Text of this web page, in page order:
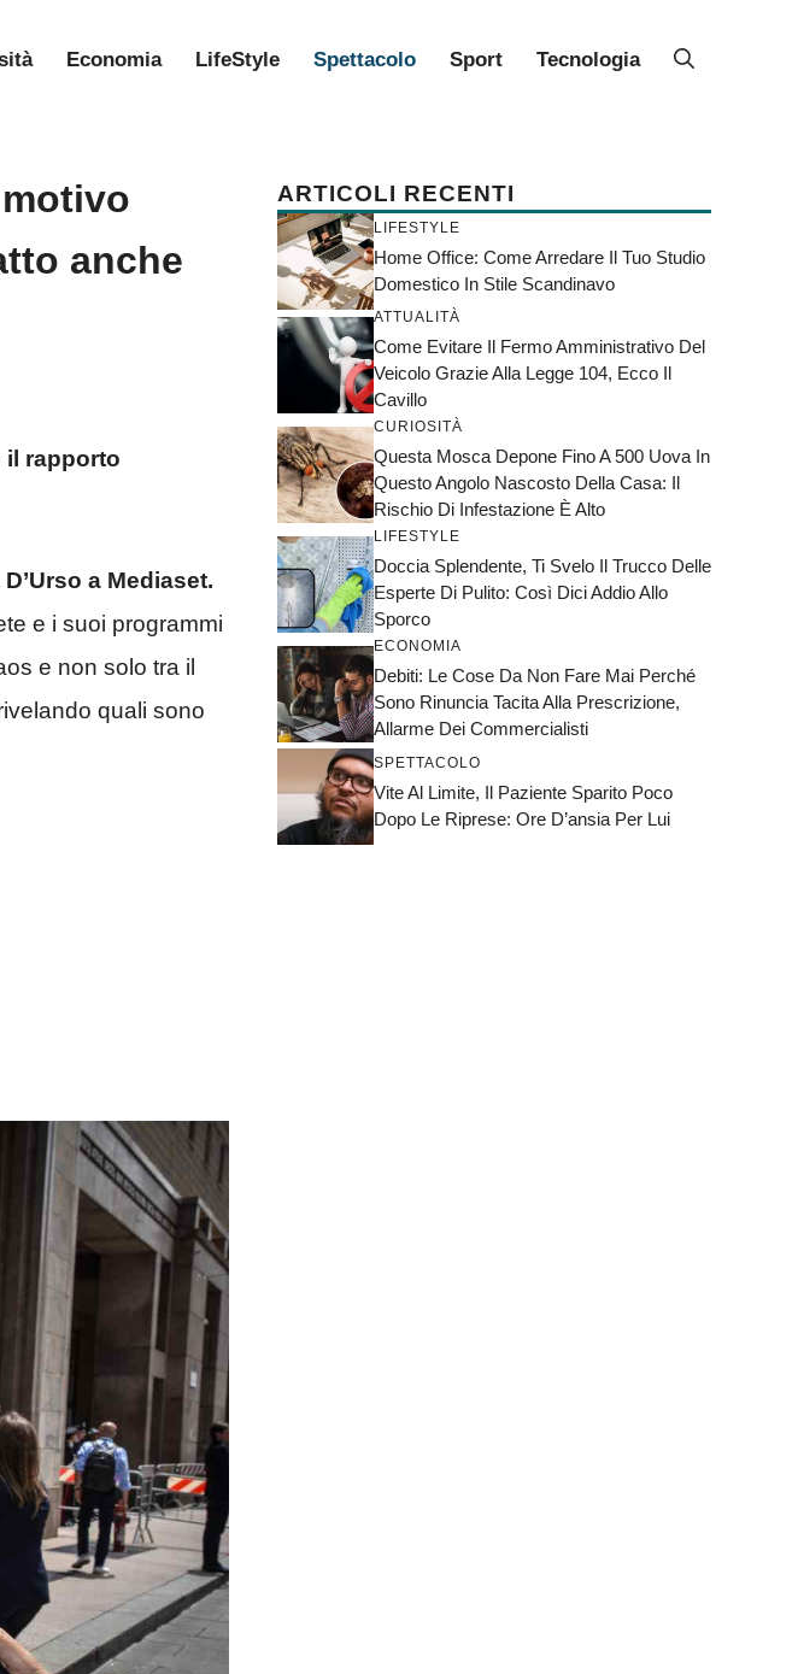
Economia LifeStyle Spettacolo Sport Tecnologia
anche
il rapporto
a Mediaset.
e i suoi programmi
e non solo tra il
quali sono
ARTICOLI RECENTI
LIFESTYLE
Home Office: Come Arredare Il Tuo Studio
Domestico In Stile Scandinavo
ATTUALITÀ
Come Evitare Il Fermo Amministrativo Del
Veicolo Grazie Alla Legge 104, Ecco Il
Cavillo
CURIOSITÀ
Questa Mosca Depone Fino A 500 Uova In
Questo Angolo Nascosto Della Casa: Il
Rischio Di Infestazione È Alto
LIFESTYLE
Doccia Splendente, Ti Svelo Il Trucco Delle
Esperte Di Pulito: Così Dici Addio Allo
Sporco
ECONOMIA
Debiti: Le Cose Da Non Fare Mai Perché
Sono Rinuncia Tacita Alla Prescrizione,
Allarme Dei Commercialisti
SPETTACOLO
Vite Al Limite, Il Paziente Sparito Poco
Dopo Le Riprese: Ore D’ansia Per Lui